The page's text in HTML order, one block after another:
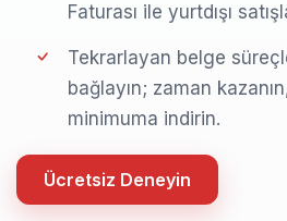
Faturası ile yurtdışı
Tekrarlayan belge
bağlayın; zaman
minimuma indirin.
Ücretsiz Deneyin